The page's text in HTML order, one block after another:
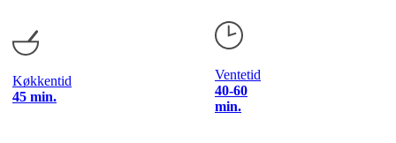
Køkkentid
45 min.
Ventetid
40-60
min.